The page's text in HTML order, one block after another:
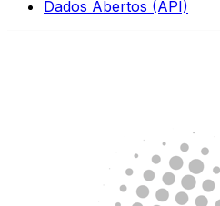
Dados Abertos (API)